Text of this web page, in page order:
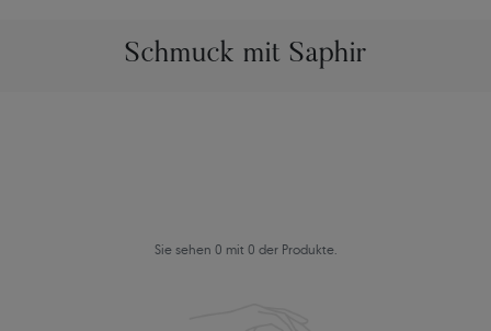
Schmuck mit Saphir
Sie sehen 0 mit 0 der Produkte.